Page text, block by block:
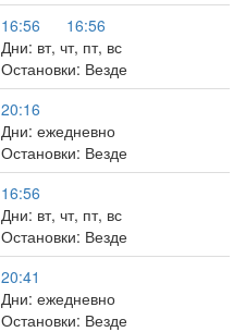
16:56
16:56
Дни: вт, чт, пт, вс
Остановки: Везде
20:16
Дни: ежедневно
Остановки: Везде
16:56
Дни: вт, чт, пт, вс
Остановки: Везде
20:41
Дни: ежедневно
Остановки: Везде